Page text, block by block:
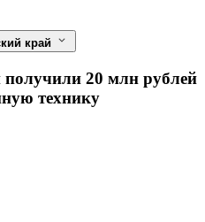
край
получили 20 млн рублей
технику